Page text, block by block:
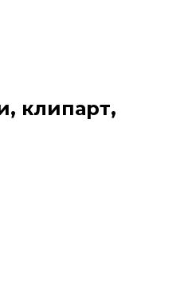
клипарт,